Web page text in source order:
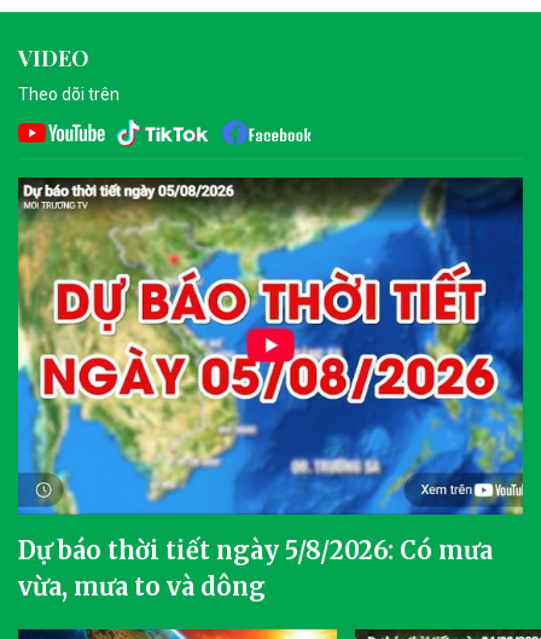
VIDEO
Theo dõi trên
Dự báo thời tiết ngày 5/8/2026: Có mưa
vừa, mưa to và dông